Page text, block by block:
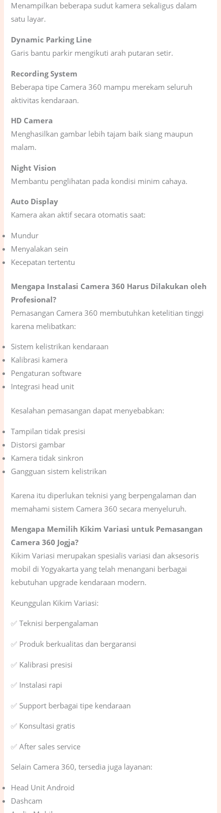
Menampilkan beberapa sudut kamera sekaligus dalam
satu layar.
Dynamic Parking Line
Garis bantu parkir mengikuti arah putaran setir.
Recording System
Beberapa tipe Camera 360 mampu merekam seluruh
aktivitas kendaraan.
HD Camera
Menghasilkan gambar lebih tajam baik siang maupun
malam.
Night Vision
Membantu penglihatan pada kondisi minim cahaya.
Auto Display
Kamera akan aktif secara otomatis saat:
Mundur
Menyalakan sein
Kecepatan tertentu
Mengapa Instalasi Camera 360 Harus Dilakukan oleh
Profesional?
Pemasangan Camera 360 membutuhkan ketelitian tinggi
karena melibatkan:
Sistem kelistrikan kendaraan
Kalibrasi kamera
Pengaturan software
Integrasi head unit
Kesalahan pemasangan dapat menyebabkan:
Tampilan tidak presisi
Distorsi gambar
Kamera tidak sinkron
Gangguan sistem kelistrikan
Karena itu diperlukan teknisi yang berpengalaman dan
memahami sistem Camera 360 secara menyeluruh.
Mengapa Memilih Kikim Variasi untuk Pemasangan
Camera 360 Jogja?
Kikim Variasi merupakan spesialis variasi dan aksesoris
mobil di Yogyakarta yang telah menangani berbagai
kebutuhan upgrade kendaraan modern.
Keunggulan Kikim Variasi:
✅ Teknisi berpengalaman
✅ Produk berkualitas dan bergaransi
✅ Kalibrasi presisi
✅ Instalasi rapi
✅ Support berbagai tipe kendaraan
✅ Konsultasi gratis
✅ After sales service
Selain Camera 360, tersedia juga layanan:
Head Unit Android
Dashcam